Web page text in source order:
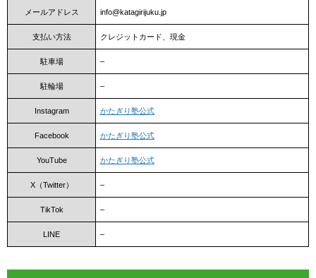
メールアドレス info@katagirijuku.jp
支払い方法 クレジットカード、現金
駐車場 –
駐輪場 –
Instagram かたぎり塾公式
Facebook かたぎり塾公式
YouTube かたぎり塾公式
X（Twitter） –
TikTok –
LINE –